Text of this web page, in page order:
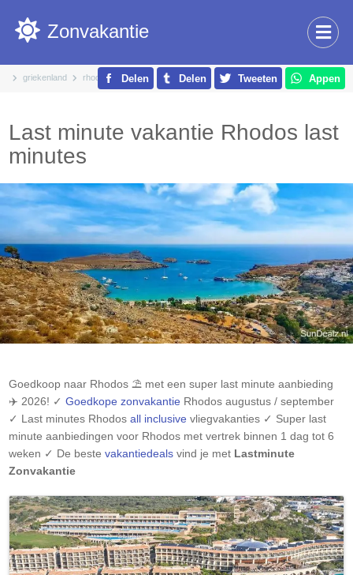
griekenland rhodos
Zonvakantie
Last minute vakantie Rhodos last
minutes
Delen Delen Tweeten Appen
Goedkoop naar Rhodos ⛱️ met een super last minute aanbieding
✈️ 2026! ✓ Goedkope zonvakantie Rhodos augustus / september
✓ Last minutes Rhodos all inclusive vliegvakanties ✓ Super last
minute aanbiedingen voor Rhodos met vertrek binnen 1 dag tot 6
weken ✓ De beste vakantiedeals vind je met Lastminute
Zonvakantie